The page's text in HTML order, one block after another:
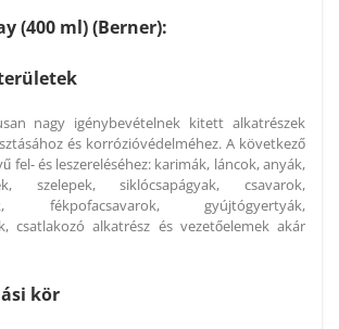
(400 ml) (Berner):
nagy igénybevételnek kitett alkatrészek
és korrózióvédelméhez. A következő
fel- és leszereléséhez: karimák, láncok, anyák,
szelepek, siklócsapágyak, csavarok,
fékpofacsavarok, gyújtógyertyák,
csatlakozó alkatrész és vezetőelemek akár
kör